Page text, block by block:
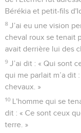
Bérékia et petit-fils
8 J’ai eu une vision
cheval roux se tenait
avait derrière lui des
9 J’ai dit : « Qui sont
qui me parlait m’a dit
chevaux. »
10 L'homme qui se
dit : « Ce sont ceux
terre. »